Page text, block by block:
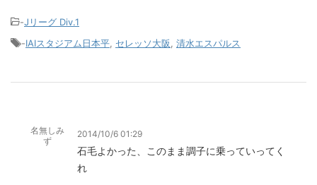
-Jリーグ Div.1
-IAIスタジアム日本平, セレッソ大阪, 清水エスパルス
名無しみ
ず
2014/10/6 01:29
石毛よかった、このまま調子に乗っていってく
れ